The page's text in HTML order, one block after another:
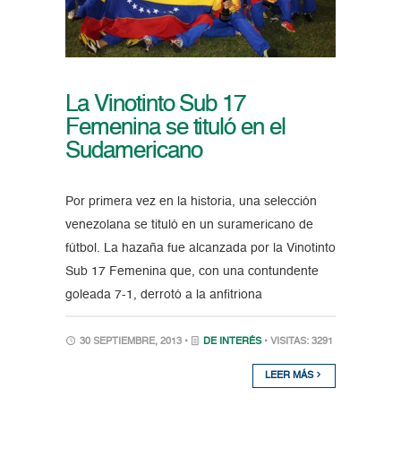
La Vinotinto Sub 17
Femenina se tituló en el
Sudamericano
Por primera vez en la historia, una selección
venezolana se tituló en un suramericano de
fútbol. La hazaña fue alcanzada por la Vinotinto
Sub 17 Femenina que, con una contundente
goleada 7-1, derrotó a la anfitriona
30 SEPTIEMBRE, 2013 • DE INTERÉS • VISITAS: 3291
LEER MÁS